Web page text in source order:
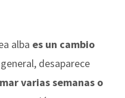
alba es un cambio
desaparece
varias semanas o